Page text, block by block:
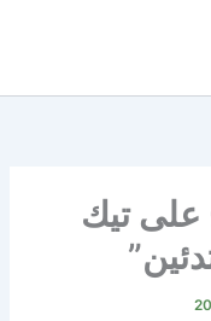
على تيك